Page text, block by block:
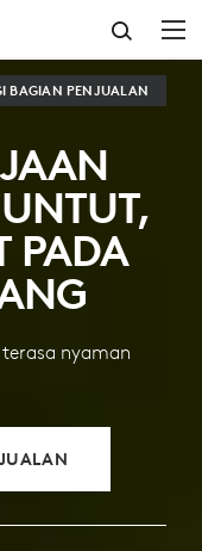
BAGIAN PENJUALAN
PADA
nyaman